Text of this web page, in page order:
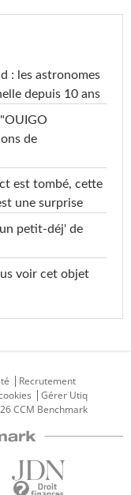
: les astronomes
depuis 10 ans
de
est tombé, cette
une surprise
petit-déj' de
voir cet objet
Recrutement
Gérer Utiq
CCM Benchmark